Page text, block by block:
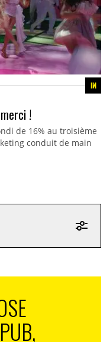
!
de 16% au troisième
conduit de main